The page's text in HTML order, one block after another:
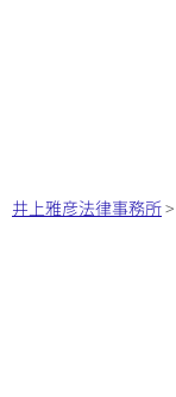
井上雅彦法律事務所>